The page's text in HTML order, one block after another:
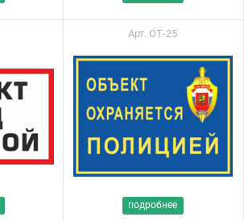
Арт. ОТ-25
подробнее